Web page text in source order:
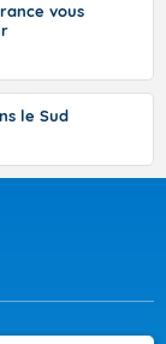
vous
le Sud